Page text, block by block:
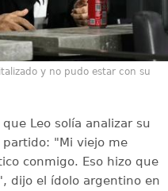
y no pudo estar con su
Leo solía analizar su
"Mi viejo me
conmigo. Eso hizo que
dijo el ídolo argentino en